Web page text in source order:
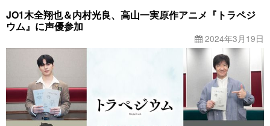
JO1木全翔也＆内村光良、高山一実原作アニメ『トラペジ
ウム』に声優参加
2024年3月19日